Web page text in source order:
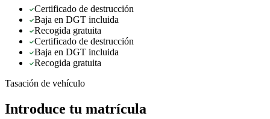
Certificado de destrucción
Baja en DGT incluida
Recogida gratuita
Certificado de destrucción
Baja en DGT incluida
Recogida gratuita
Tasación de vehículo
Introduce tu matrícula